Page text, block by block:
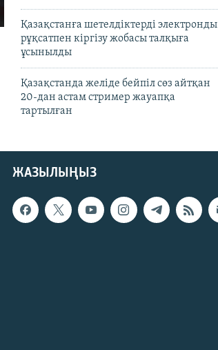
Қазақстанға шетелдіктерді электронды
рұқсатпен кіргізу жобасы талқыға
ұсынылды
Қазақстанда желіде бейпіл сөз айтқан
20-дан астам стример жауапқа
тартылған
ЖАЗЫЛЫҢЫЗ